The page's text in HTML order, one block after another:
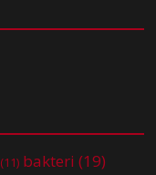
(11) bakteri (19)